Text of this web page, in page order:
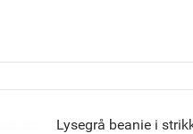
Lysegrå beanie i